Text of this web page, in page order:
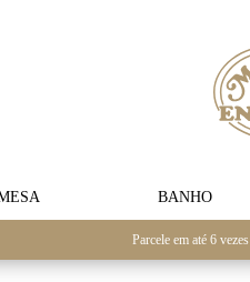
BANHO
Parcele em até 6 vezes